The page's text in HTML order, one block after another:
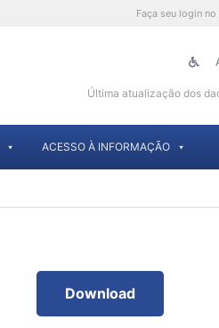
Faça seu login no
Última atualização dos
ACESSO À INFORMAÇÃO
Download